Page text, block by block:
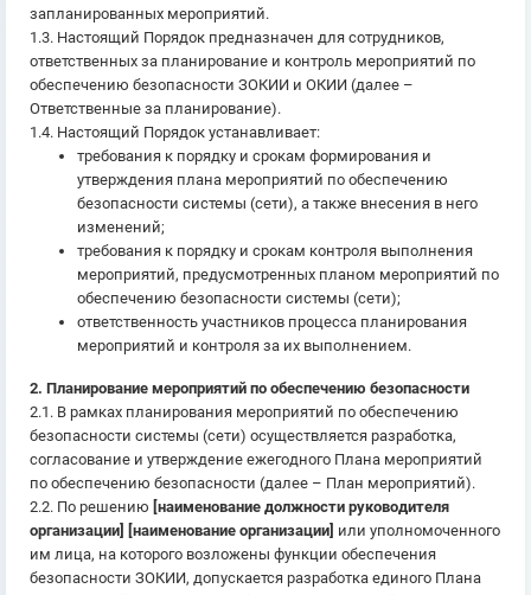
запланированных мероприятий.
1.3. Настоящий Порядок предназначен для сотрудников,
ответственных за планирование и контроль мероприятий по
обеспечению безопасности ЗОКИИ и ОКИИ (далее –
Ответственные за планирование).
1.4. Настоящий Порядок устанавливает:
требования к порядку и срокам формирования и
утверждения плана мероприятий по обеспечению
безопасности системы (сети), а также внесения в него
изменений;
требования к порядку и срокам контроля выполнения
мероприятий, предусмотренных планом мероприятий по
обеспечению безопасности системы (сети);
ответственность участников процесса планирования
мероприятий и контроля за их выполнением.
2. Планирование мероприятий по обеспечению безопасности
2.1. В рамках планирования мероприятий по обеспечению
безопасности системы (сети) осуществляется разработка,
согласование и утверждение ежегодного Плана мероприятий
по обеспечению безопасности (далее – План мероприятий).
2.2. По решению [наименование должности руководителя
организации] [наименование организации] или уполномоченного
им лица, на которого возложены функции обеспечения
безопасности ЗОКИИ, допускается разработка единого Плана